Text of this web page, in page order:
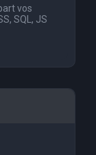
vos
SQL, JS